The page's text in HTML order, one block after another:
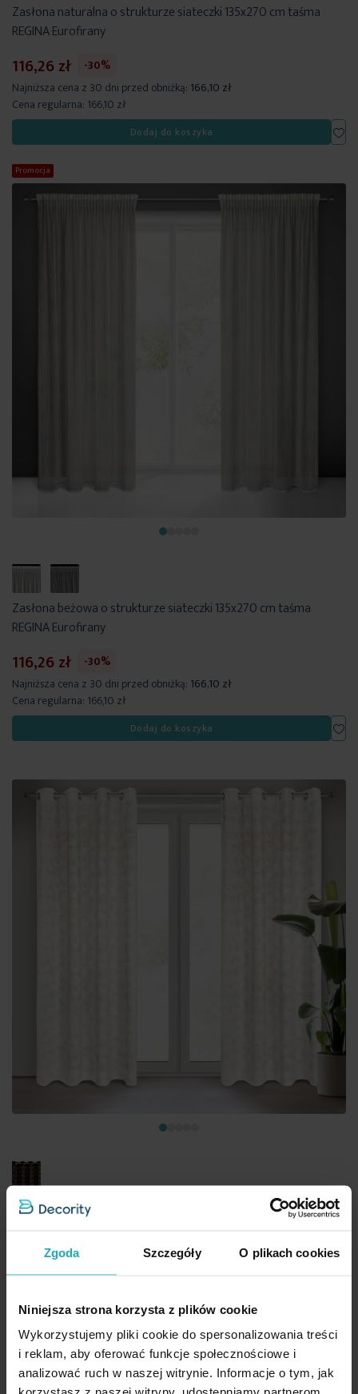
Zgoda Szczegóły O plikach cookies
Niniejsza strona korzysta z plików cookie
Wykorzystujemy pliki cookie do spersonalizowania treści
i reklam, aby oferować funkcje społecznościowe i
analizować ruch w naszej witrynie. Informacje o tym, jak
Zasłona naturalna o strukturze siateczki 135x270 cm taśma
REGINA Eurofirany
116,26 zł
-30%
Najniższa cena z 30 dni przed obniżką: 166,10 zł
Cena regularna: 166,10 zł
Dodaj do koszyka
Promocja
Zasłona beżowa o strukturze siateczki 135x270 cm taśma
REGINA Eurofirany
116,26 zł
-30%
Najniższa cena z 30 dni przed obniżką: 166,10 zł
Cena regularna: 166,10 zł
Dodaj do koszyka
Zasłona biało, złota ze wzorem liści, zaciemniająca 140x250 cm
przelotka MARIGOLD Eurofirany
137,00 zł
Inne rozmiary i sposoby zawieszenia(2)